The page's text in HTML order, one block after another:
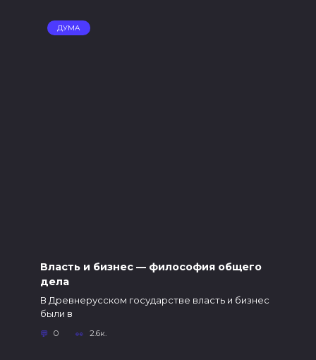
ДУМА
Власть и бизнес — философия общего
дела
В Древнерусском государстве власть и бизнес
были в
0 2.6к.